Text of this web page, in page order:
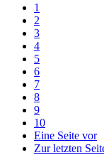
1
2
3
4
5
6
7
8
9
10
Eine Seite vor
Zur letzten